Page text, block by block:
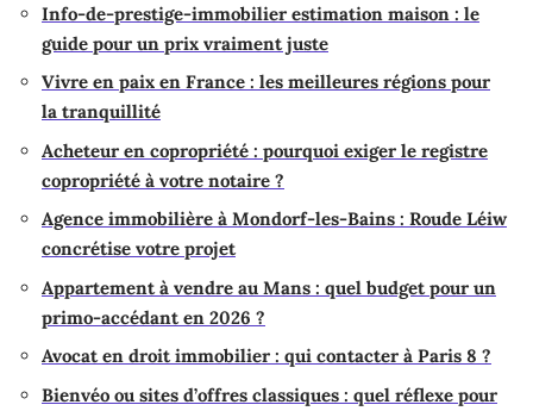
Info-de-prestige-immobilier estimation maison : le
guide pour un prix vraiment juste
Vivre en paix en France : les meilleures régions pour
la tranquillité
Acheteur en copropriété : pourquoi exiger le registre
copropriété à votre notaire ?
Agence immobilière à Mondorf-les-Bains : Roude Léiw
concrétise votre projet
Appartement à vendre au Mans : quel budget pour un
primo-accédant en 2026 ?
Avocat en droit immobilier : qui contacter à Paris 8 ?
Bienvéo ou sites d’offres classiques : quel réflexe pour